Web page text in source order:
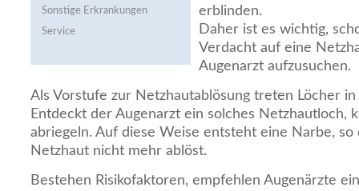
Sonstige Erkrankungen
Service
erblinden.
Daher ist es wichtig,
Verdacht auf eine
Augenarzt aufzusuchen.
Als Vorstufe zur Netzhautablösung treten Löcher
Entdeckt der Augenarzt ein solches Netzhautloch,
abriegeln. Auf diese Weise entsteht eine Narbe, so
Netzhaut nicht mehr ablöst.
Bestehen Risikofaktoren, empfehlen Augenärzte